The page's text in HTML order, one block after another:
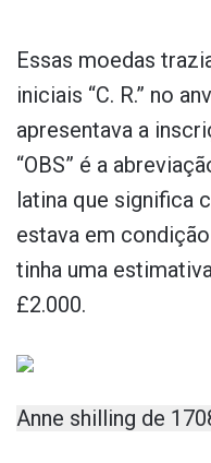
Essas moedas
iniciais “C. R.” no
apresentava a
“OBS” é a
latina que significa
estava em
tinha uma
£2.000.
Anne shilling de